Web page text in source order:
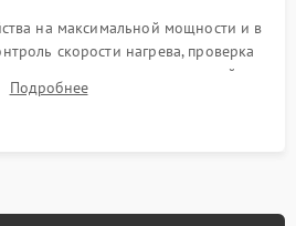
на максимальной мощности и в
скорости нагрева, проверка
при достижении заданной
на отсутствие утечек тока.
Подробнее